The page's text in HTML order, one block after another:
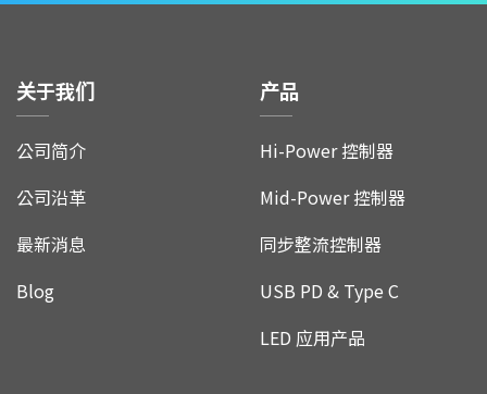
关于我们
公司简介
公司沿革
最新消息
Blog
产品
Hi-Power 控制器
Mid-Power 控制器
同步整流控制器
USB PD & Type C
LED 应用产品